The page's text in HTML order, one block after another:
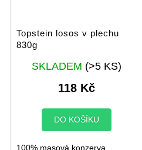
Topstein losos v plechu
830g
Průměrné
hodnocení
produktu
je
z
SKLADEM (>5 KS)
118 Kč
DO KOŠÍKU
100% masová konzerva